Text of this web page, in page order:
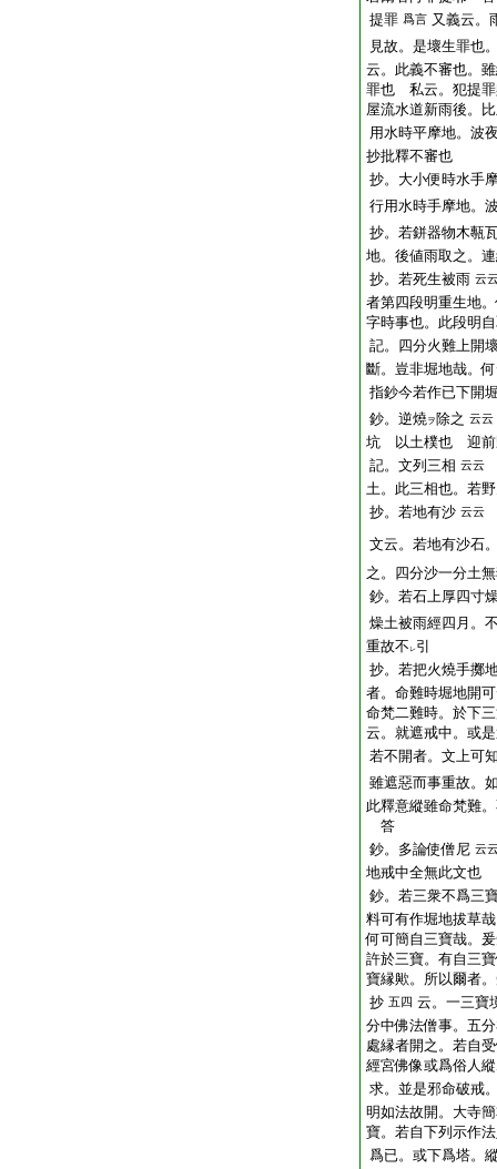
提罪 爲言 又義云。
見故。是壞生罪也
云。此義不審也。
罪也 私云。犯提罪
屋流水道新雨後。
用水時平摩地。波
抄批釋不審也
抄。大小便時水手
行用水時手摩地。
抄。若鉼器物木甎
地。後値雨取之。
抄。若死生被雨 云
者第四段明重生地
字時事也。此段明
記。四分火難上開
斷。豈非堀地哉。
指鈔今若作已下開
鈔。 逆燒ヲ 除之 云云
坑 以土樸也 迎前
記。文列三相 云云
土。此三相也。若
抄。若地有沙 云云
文云。若地有沙石
之。四分沙一分土
鈔。若石上厚四寸
燥土被雨經四月。
重故不 レ引
抄。若把火燒手擲
者。命難時堀地開
命梵二難時。於下
云。就遮戒中。或
若不開者。文上可
雖遮惡而事重故。
此釋意縱雖命梵難
答
鈔。多論使僧尼 云
地戒中全無此文也
鈔。若三衆不爲三
料可有作堀地拔草
何可簡自三寶哉。
許於三寶。有自三
寶縁歟。所以爾者
抄 五四 云。一三寶
分中佛法僧事。五
處縁者開之。若自
經宮佛像或爲俗人
求。並是邪命破戒
明如法故開。大寺
寶。若自下列示作
爲已。或下爲塔。